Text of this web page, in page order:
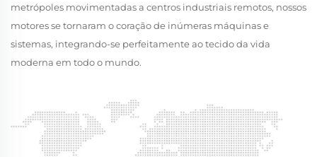
metrópoles movimentadas a centros industriais remotos, nossos
motores se tornaram o coração de inúmeras máquinas e
sistemas, integrando-se perfeitamente ao tecido da vida
moderna em todo o mundo.